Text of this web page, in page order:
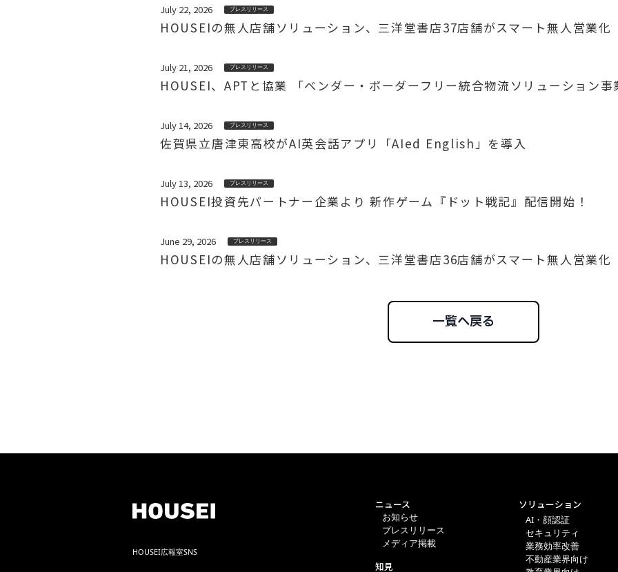
July 22, 2026 プレスリリース
HOUSEIの無人店舗ソリューション、三洋堂書店37店舗がスマート無人営業化
July 21, 2026 プレスリリース
HOUSEI、APTと協業 「ベンダー・ボーダーフリー統合物流ソリューション事
July 14, 2026 プレスリリース
佐賀県立唐津東高校がAI英会話アプリ「AIed English」を導入
July 13, 2026 プレスリリース
HOUSEI投資先パートナー企業より 新作ゲーム『ドット戦記』配信開始！
June 29, 2026 プレスリリース
HOUSEIの無人店舗ソリューション、三洋堂書店36店舗がスマート無人営業化
一覧へ戻る
HOUSEI広報室SNS
ニュース
お知らせ
プレスリリース
メディア掲載
知見
ソリューション
AI・顔認証
セキュリティ
業務効率改善
不動産業界向け